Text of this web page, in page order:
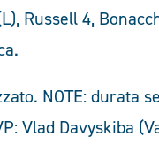
Russell 4,
NOTE: durata set:
Vlad Davyskiba